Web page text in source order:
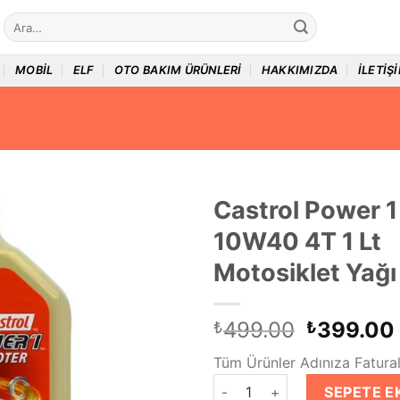
Ara:
MOBIL ELF OTO BAKIM ÜRÜNLERI HAKKIMIZDA
Castrol Power
10W40 4T 1 Lt
Motosiklet Yağı
₺499.00 Orijinal
fiyat:
₺399.00
Tüm Ürünler Adınıza
Castrol Power 1 Scooter
SEPETE